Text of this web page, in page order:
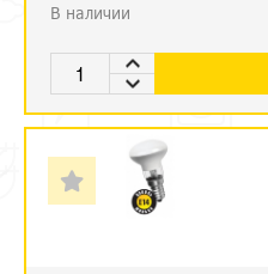
В наличии